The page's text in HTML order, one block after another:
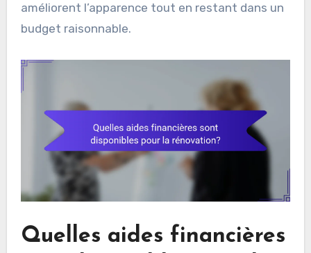
améliorent l’apparence tout en restant dans un
budget raisonnable.
Quelles aides financières